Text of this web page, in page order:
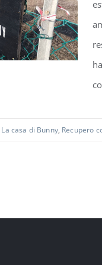
La casa di Bunny, Recupero